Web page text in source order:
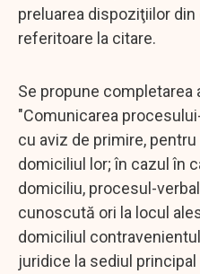
preluarea dispoziţiilor
referitoare la citare.
Se propune completarea
"Comunicarea
cu aviz de primire,
domiciliul lor; în cazul în
domiciliu, procesul-
cunoscută ori la locul
domiciliul
juridice la sediul